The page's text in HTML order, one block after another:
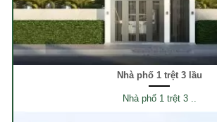
Nhà phố 1 trệt 3 lầu
Nhà phố 1 trệt 3 ..